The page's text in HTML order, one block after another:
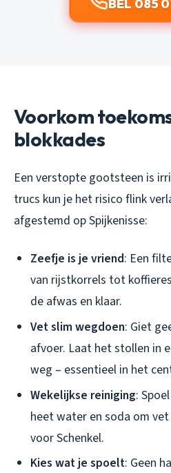
BEL 085
Voorkom
blokkades
Een verstopte gootsteen is
trucs kun je het risico flink
afgestemd op Spijkenisse:
Zeefje is je vriend: Een
van rijstkorrels tot
de afwas en klaar.
Vet slim wegdoen: Giet
afvoer. Laat het stollen in
weg – essentieel in het
Wekelijkse reiniging:
heet water en soda om
voor Schenkel.
Kies wat je spoelt: Geen